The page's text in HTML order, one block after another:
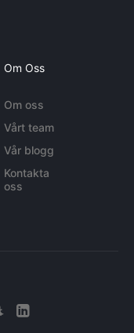
Om Oss
Om oss
Vårt team
Vår blogg
Kontakta
oss